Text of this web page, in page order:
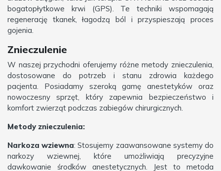
bogatopłytkowe krwi (GPS). Te techniki wspomagają
regenerację tkanek, łagodzą ból i przyspieszają proces
gojenia.
Znieczulenie
W naszej przychodni oferujemy różne metody znieczulenia,
dostosowane do potrzeb i stanu zdrowia każdego
pacjenta. Posiadamy szeroką gamę anestetyków oraz
nowoczesny sprzęt, który zapewnia bezpieczeństwo i
komfort zwierząt podczas zabiegów chirurgicznych.
Metody znieczulenia:
Narkoza wziewna: Stosujemy zaawansowane systemy do
narkozy wziewnej, które umożliwiają precyzyjne
dawkowanie środków anestetycznych. Jest to metoda